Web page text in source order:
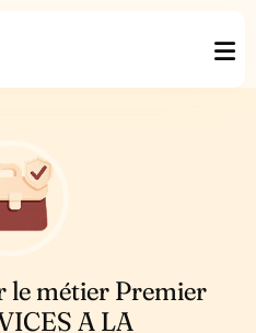
le métier Premier
A LA